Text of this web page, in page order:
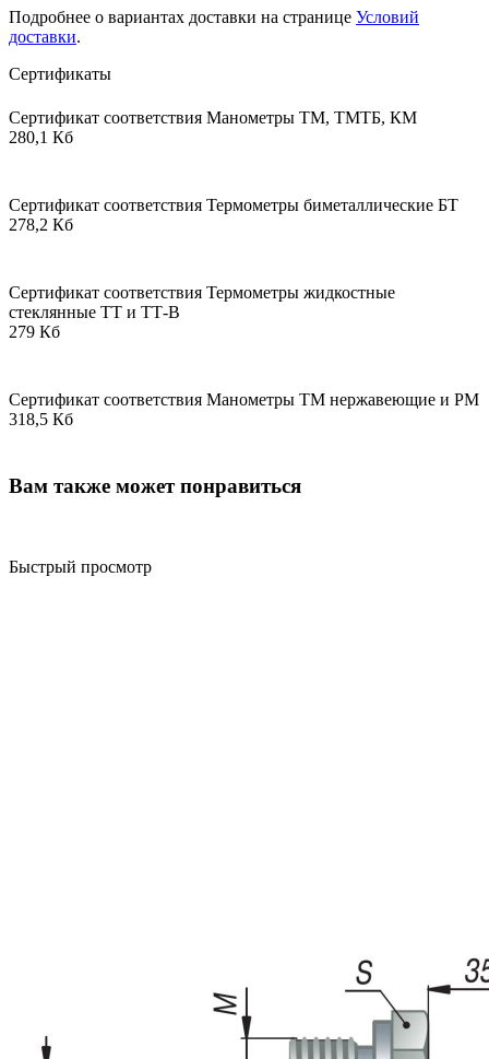
Подробнее о вариантах доставки на странице Условий
доставки.
Сертификаты
Сертификат соответствия Манометры ТМ, ТМТБ, КМ
280,1 Кб
Сертификат соответствия Термометры биметаллические БТ
278,2 Кб
Сертификат соответствия Термометры жидкостные
стеклянные ТТ и ТТ-В
279 Кб
Сертификат соответствия Манометры ТМ нержавеющие и РМ
318,5 Кб
Вам также может понравиться
Быстрый просмотр